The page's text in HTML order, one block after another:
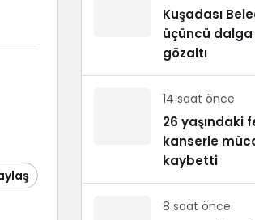
Gece modunu seçin.
Sistem modunu seçin.
Kuşadası
üçüncü dalga
gözaltı
14 saat önce
26 yaşındaki
kanserle
kaybetti
8 saat önce